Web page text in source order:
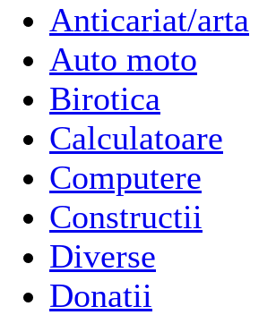
Anticariat/arta
Auto moto
Birotica
Calculatoare
Computere
Constructii
Diverse
Donatii